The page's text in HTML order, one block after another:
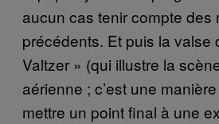
aucun cas tenir compte des
précédents. Et puis la valse
Valtzer » (qui illustre la
aérienne ; c’est une
mettre un point final à une